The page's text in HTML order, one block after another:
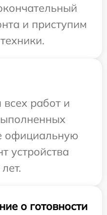
и приступим
работ и
официальную
устройства
о готовности